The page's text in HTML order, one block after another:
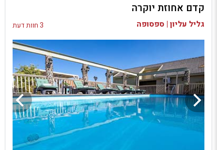
בדיקת זמינות ומחירים
קדם אחוזת יוקרה
גליל עליון | ספסופה 3 חוות דעת